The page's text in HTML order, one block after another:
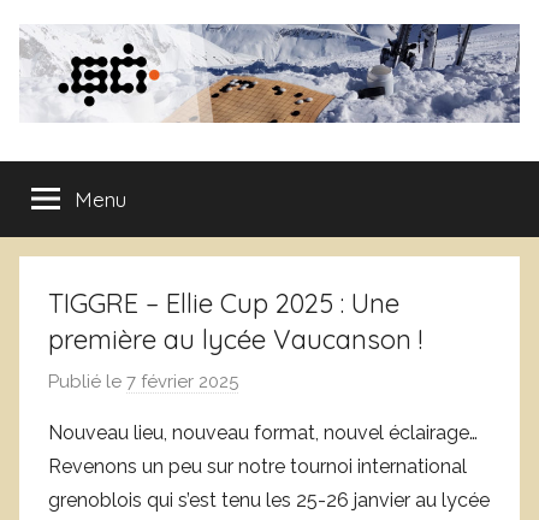
contenu
Club
de
Go
de
Grenoble
Menu
TIGGRE – Ellie Cup 2025 : Une
première au lycée Vaucanson !
Publié le 7 février 2025
r
W
a
Nouveau lieu, nouveau format, nouvel éclairage…
Revenons un peu sur notre tournoi international
grenoblois qui s’est tenu les 25-26 janvier au lycée